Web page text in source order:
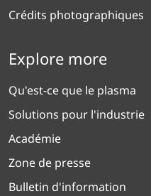
Crédits photographiques
Explore more
Qu'est-ce que le plasma
Solutions pour l'industrie
Académie
Zone de presse
Bulletin d'information